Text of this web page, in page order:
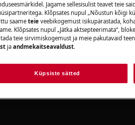
seade välja ja ühendage
Jagame sellesisulist teavet teie
Klõpsates nupul „Nõustun kõigi
saameteie veebikogemust isikupärastada,
Klõpsates nupul „Jätka aktsepteerimata“,
teie sirvimiskogemust ja meie pakutavaid
ja andmekaitseavaldust.
Küpsiste sätted